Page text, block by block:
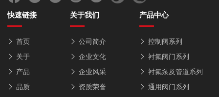
快速链接
首页
关于
产品
品质
关于我们
公司简介
企业文化
企业风采
资质荣誉
产品中心
控制阀系列
衬氟阀门系列
衬氟泵及管道系列
通用阀门系列